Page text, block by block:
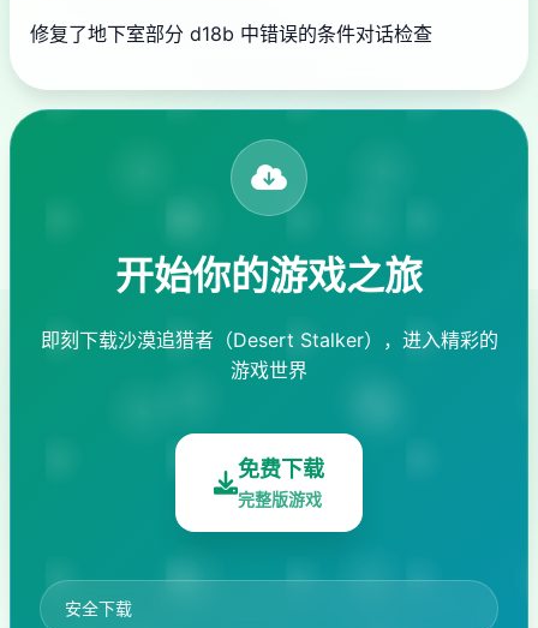
修复了地下室部分 d18b 中错误的条件对话检查
开始你的游戏之旅
即刻下载沙漠追猎者（Desert Stalker），进入精彩的
游戏世界
免费下载
完整版游戏
安全下载